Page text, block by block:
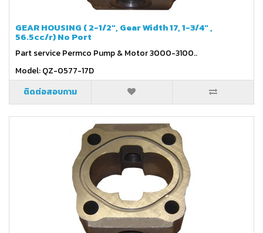
GEAR HOUSING ( 2-1/2", Gear Width 17, 1-3/4" ,
56.5cc/r) No Port
Part service Permco Pump & Motor 3000-3100..
Model: QZ-0577-17D
ติดต่อสอบถาม